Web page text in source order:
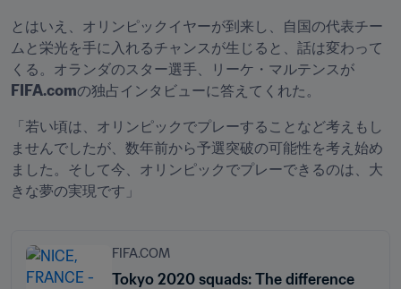
とはいえ、オリンピックイヤーが到来し、自国の代表チー
ムと栄光を手に入れるチャンスが生じると、話は変わって
くる。オランダのスター選手、リーケ・マルテンスが
FIFA.comの独占インタビューに答えてくれた。
「若い頃は、オリンピックでプレーすることなど考えもし
ませんでしたが、数年前から予選突破の可能性を考え始め
ました。そして今、オリンピックでプレーできるのは、大
きな夢の実現です」
FIFA.COM
Tokyo 2020 squads: The difference